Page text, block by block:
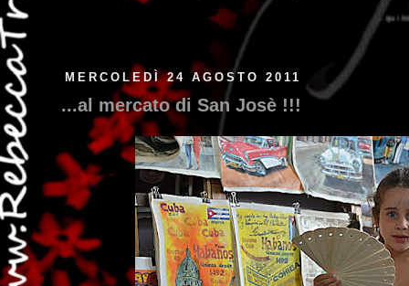
...qui trovate il nostro viaggio in MESSICO
MERCOLEDÌ 24 AGOSTO 2011
...al mercato di San Josè !!!